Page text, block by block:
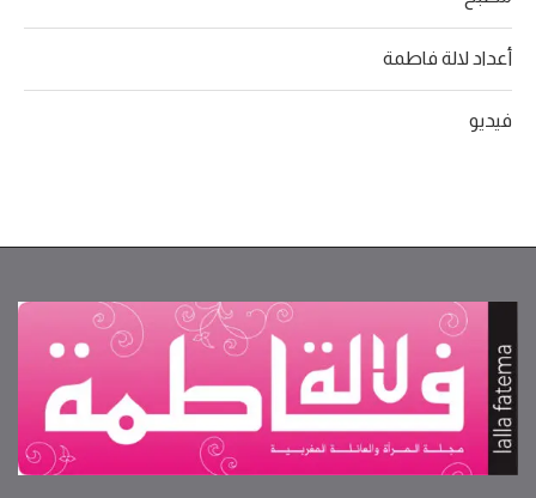
أعداد لالة فاطمة
فيديو